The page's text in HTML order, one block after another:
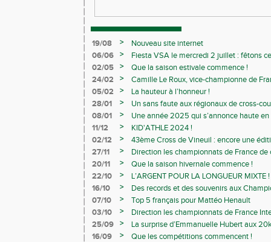
19/08 >
Nouveau site internet
06/06
>
Fiesta VSA le mercredi 2 juillet : fêtons
02/05
>
Que la saison estivale commence !
24/02
>
Camille Le Roux, vice-championne de
05/02
>
La hauteur à l’honneur !
28/01
>
Un sans faute aux régionaux de cross-
08/01
>
Une année 2025 qui s’annonce haute
11/12
>
KID'ATHLE 2024 !
02/12
>
43ème Cross de Vineuil : encore une
27/11
>
Direction les championnats de France de
20/11
>
Que la saison hivernale commence !
22/10
>
L’ARGENT POUR LA LONGUEUR MIXTE !
16/10
>
Des records et des souvenirs aux
Avenirs
07/10 >
Top 5 français pour Mattéo Henault
03/10
>
Direction les championnats de France
25/09
>
La surprise d’Emmanuelle Hubert aux
16/09
>
Que les compétitions commencent !